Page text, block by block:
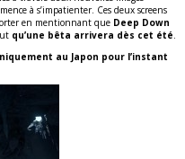
à s’impatienter. Ces deux screens
en mentionnant que Deep Down
qu’une bêta arrivera dès cet été.
au Japon pour l’instant